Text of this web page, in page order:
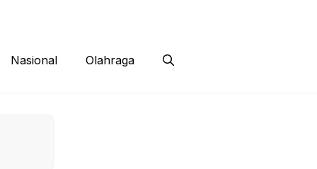
Nasional Olahraga